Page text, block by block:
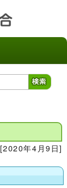
[2020年4月9日]